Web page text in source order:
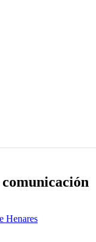
Henares